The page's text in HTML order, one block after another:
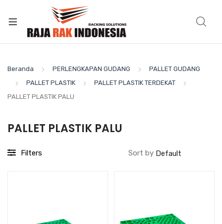
Beranda PERLENGKAPAN GUDANG
PALLET GUDANG
PALLET PLASTIK
PALLET PLASTIK TERDEKAT
PALLET PLASTIK PALU
PALLET PLASTIK PALU
Filters Sort by